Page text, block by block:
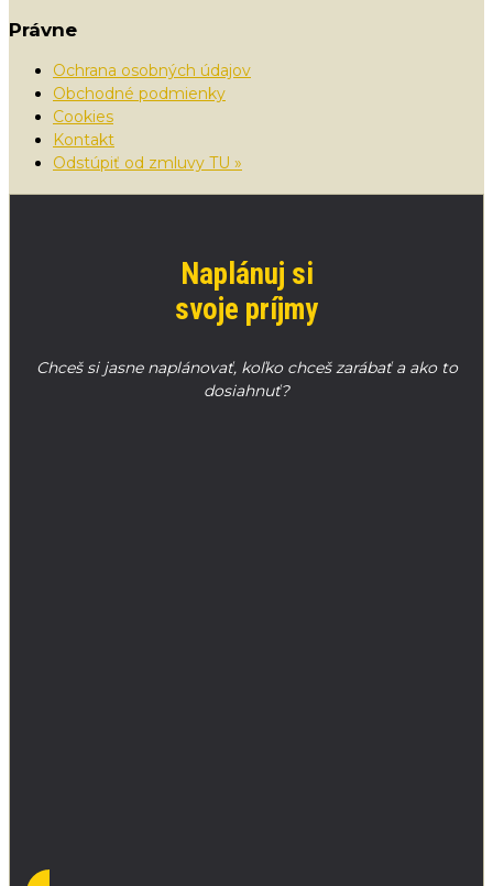
Právne
Ochrana osobných údajov
Obchodné podmienky
Cookies
Kontakt
Odstúpiť od zmluvy TU »
Naplánuj si
svoje príjmy
Chceš si jasne naplánovať, koľko chceš zarábať a ako to
dosiahnuť?